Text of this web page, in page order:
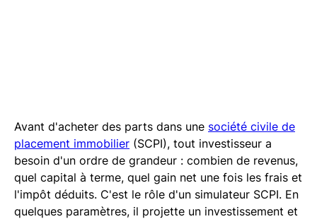
Avant d'acheter des parts dans une société civile de
placement immobilier (SCPI), tout investisseur a
besoin d'un ordre de grandeur : combien de revenus,
quel capital à terme, quel gain net une fois les frais et
l'impôt déduits. C'est le rôle d'un simulateur SCPI. En
quelques paramètres, il projette un investissement et